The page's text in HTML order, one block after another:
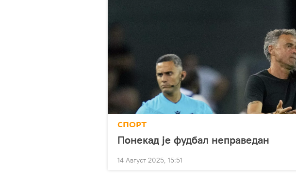
СПОРТ
Понекад је фудбал неправедан
14 Август 2025, 15:51